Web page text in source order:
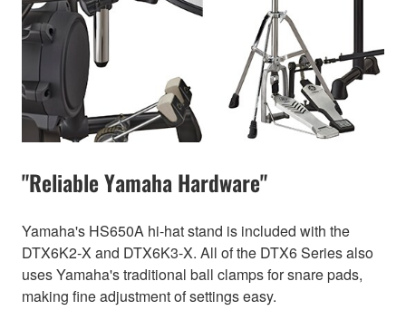
"Reliable Yamaha Hardware"
Yamaha's HS650A hi-hat stand is included with the
DTX6K2-X and DTX6K3-X. All of the DTX6 Series also
uses Yamaha's traditional ball clamps for snare pads,
making fine adjustment of settings easy.